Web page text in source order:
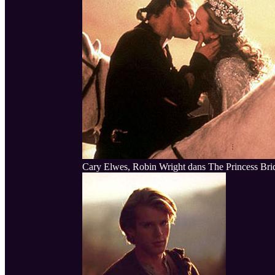
Cary Elwes, Robin Wright dans The Princess